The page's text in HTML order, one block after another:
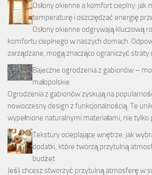
Osłony okienne a komfort cieplny: jak
temperaturę i oszczędzać energię
Osłony okienne odgrywają kluczową
komfortu cieplnego w naszych domach.
zarządzane, mogą znacząco ograniczyć straty
Bajeczne ogrodzenia z gabionów –
małopolskie
Ogrodzenia z gabionów zyskują na
nowoczesny design z funkcjonalnością. Te
wypełnione naturalnymi materiałami, nie
Tekstury ocieplające wnętrze: jak
dodatki, które tworzą przytulną
budżet
Jeśli chcesz stworzyć przytulną atmosferę w